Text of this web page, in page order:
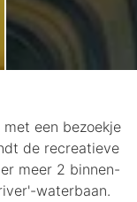
een bezoekje
de recreatieve
meer 2 binnen-
waterbaan.